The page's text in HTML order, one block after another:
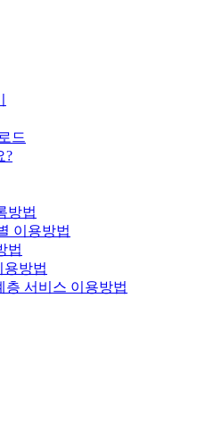
드
?
방법
이용방법
법
용방법
층 서비스 이용방법